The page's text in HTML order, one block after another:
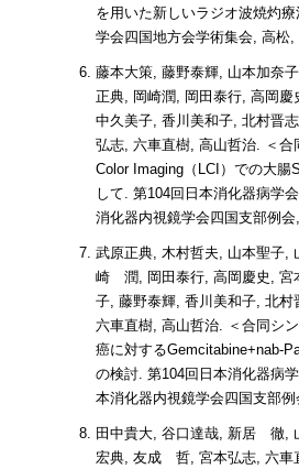
を用いた新しいラジオ波焼灼
学会四国地方会学術集会, 高松,
藤本大策, 藤野泰輝, 山本加奈
正典, 岡崎潤, 岡田泰行, 高岡慶
中久美子, 香川美和子, 北村晋
弘志, 六車直樹, 高山哲治. ＜合
Color Imaging（LCI）での大
して. 第104回日本消化器病学
消化器内視鏡学会四国支部例
武原正典, 木村哲夫, 山本聖子,
崎 潤, 岡田泰行, 高岡慶史, 宮
子, 藤野泰輝, 香川美和子, 北
六車直樹, 高山哲治. ＜合同シ
癌に対するGemcitabine+nab-
の検討. 第104回日本消化器病
本消化器内視鏡学会四国支部
田中貴大, 谷口達哉, 新居 徹,
宏典, 友成 哲, 宮本弘志, 六車